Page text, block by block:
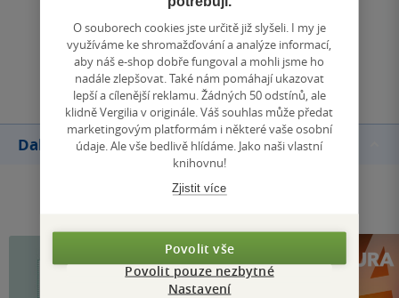
Přidat hodnocení
Další knihy autora
O souborech cookies jste určitě již slyšeli. I my je
využíváme ke shromažďování a analýze informací,
aby náš e-shop dobře fungoval a mohli jsme ho
nadále zlepšovat. Také nám pomáhají ukazovat
lepší a cílenější reklamu. Žádných 50 odstínů, ale
klidně Vergilia v originále. Váš souhlas může předat
marketingovým platformám i některé vaše osobní
údaje. Ale vše bedlivě hlídáme. Jako naši vlastní
knihovnu!
Zjistit více
Povolit vše
Povolit pouze nezbytné
Nastavení